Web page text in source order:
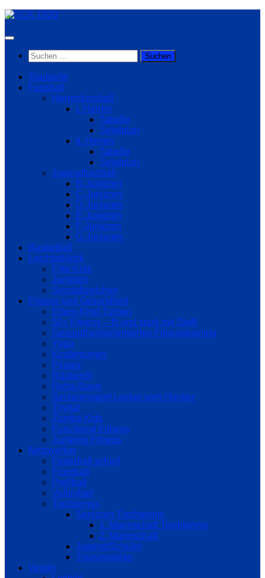
Zum
springen
Suchen
nach:
Startseite
Fussball
Herrenfussball
I. Herren
Tabelle
Spielplan
II. Herren
Tabelle
Spielplan
Jugendfussball
B-Junioren
C-Junioren
D-Junioren
E-Junioren
F-Junioren
G-Junioren
Basketball
Leichtathletik
Fitte Kids
Junioren
Sportabzeichen
Fitness und Gesundheit
Eltern-Kind-Turnen
50+ Fitness – fit und stark mit Steffi
Gesundheitsorientiertes Fitnesstraining
Yoga
Kinderturnen
Pilates
Rückenfit
Reha-Sport
Seniorensport Locker vom Hocker
Trivital
Zumba Kids
Functional Fitness
Jumping Fitness
Netzwerker
Federball scharf
Floorball
Prellball
Volleyball
Tischtennis
Senioren Tischtennis
1. Mannschaft Tischtennis
2. Mannschaft
Jugend/Schüler
Trainingsplan
Verein